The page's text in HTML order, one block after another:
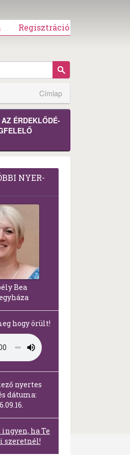
Regisztráció
Címlap
ÉRDEK­LŐDÉ­
NYER­
Bea
hogy örült!
nyertes
dátuma:
ha Te
szeretnél!